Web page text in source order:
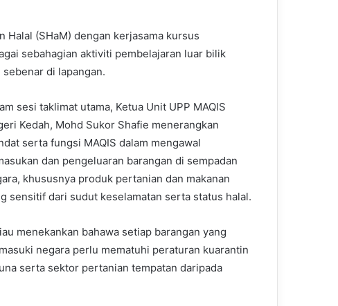
(SHaM) dengan kerjasama kursus
sebahagian aktiviti pembelajaran luar bilik
di lapangan.
sesi taklimat utama, Ketua Unit UPP MAQIS
Kedah, Mohd Sukor Shafie menerangkan
serta fungsi MAQIS dalam mengawal
dan pengeluaran barangan di sempadan
khususnya produk pertanian dan makanan
sensitif dari sudut keselamatan serta status halal.
menekankan bahawa setiap barangan yang
negara perlu mematuhi peraturan kuarantin
serta sektor pertanian tempatan daripada